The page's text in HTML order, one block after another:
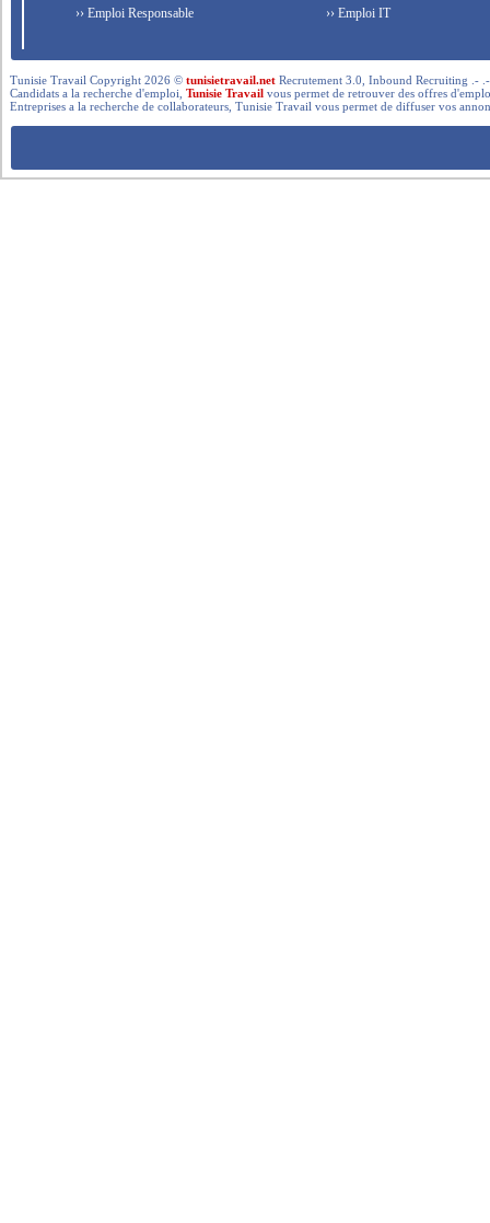
›› Emploi Responsable
›› Emploi IT
Tunisie Travail Copyright 2026 ©tunisietravail.net Recrutement 3.0, Inbound Recruiting .-
Candidats a la recherche d'emploi,Tunisie Travail vous permet de retrouver des offres
Entreprises a la recherche de collaborateurs, Tunisie Travail vous permet de diffuser vos